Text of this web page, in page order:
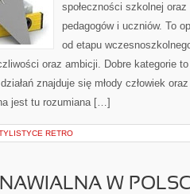
społeczności szkolnej
pedagogów i uczniów. To
od etapu
oraz ambicji. Dobre kategorie
znajduje się młody człowiek
jest tu rozumiana […]
RETRO
W